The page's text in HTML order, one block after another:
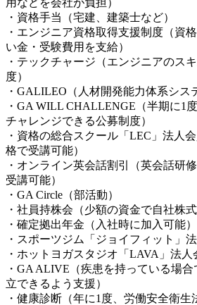
用などを会社が負担）
・資格手当（宅建、建築士など）
・エンジニア資格取得支援制度（資
い金・受験費用を支給）
・テックチャージ（エンジニアのス
度）
・GALILEO（人材開発能力体系シス
・GA WILL CHALLENGE（半期に1
チャレンジできる公募制度）
・資格の総合スクール「LEC」法人
格で受講可能）
・オンライン英会話割引（英会話研
受講可能）
・GA Circle（部活動）
・社員持株会（少額の資金で自社株
・確定拠出年金（入社時に加入可能）
・スポーツジム「ジョイフィット」
・ホットヨガスタジオ「LAVA」法人
・GA ALIVE（疾患を持っている場
立できるよう支援）
・健康診断（年に1度、労働安全衛